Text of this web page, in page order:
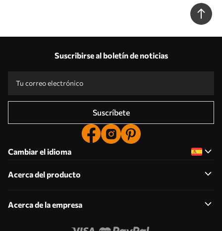
Suscribirse al boletín de noticias
Suscríbete
Cambiar el idioma
Acerca del producto
Acerca de la empresa